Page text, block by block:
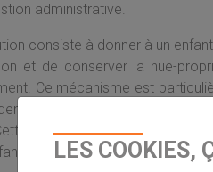
administrative.
consiste à donner à un enfant,
et de conserver la nue-
Ce mécanisme est
financièrement leur enfant
solution permet de
doit vraiment avoir besoin de
LES COOKIES,